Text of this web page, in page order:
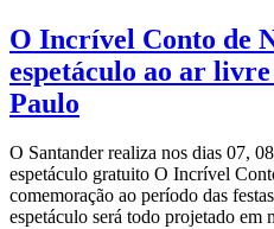
O Incrível Conto de
espetáculo ao ar
Paulo
O Santander realiza nos dias 07,
espetáculo gratuito O Incrível
comemoração ao período das
espetáculo será todo projetado